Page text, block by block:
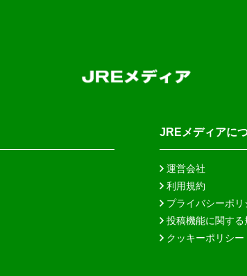
JREメディアに
運営会社
利用規約
プライバシーポリ
投稿機能に関する
クッキーポリシー